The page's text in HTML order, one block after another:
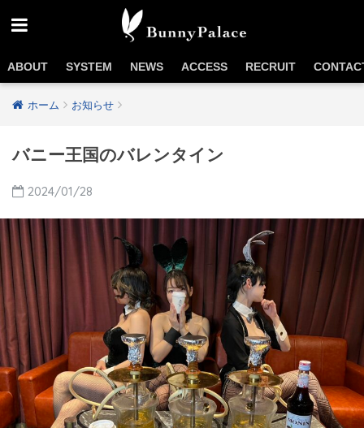
ABOUT SYSTEM NEWS ACCESS RECRUIT
ホーム お知らせ
バニー王国のバレンタイン
2024/01/28